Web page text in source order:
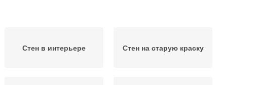
Стен в интерьере Стен на старую краску